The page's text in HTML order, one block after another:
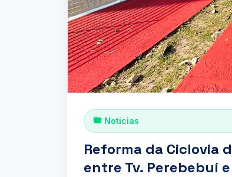
Noticias
Reforma da Ciclovia
entre Tv. Perebebuí